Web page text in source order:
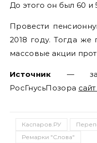
До этого он был 60 и
Провести
2018 году. Тогда
массовые акции
Источник —
РосГнусьПозора
Каспаров.РУ
Ремарки "Слова"